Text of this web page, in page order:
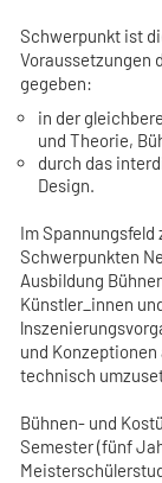
Schwerpunkt ist
Voraussetzungen
gegeben:
in der
und Theorie,
durch das
Design.
Im
Schwerpunkten
Ausbildung
Künstler_innen
und
technisch
Bühnen- und
Semester (fünf